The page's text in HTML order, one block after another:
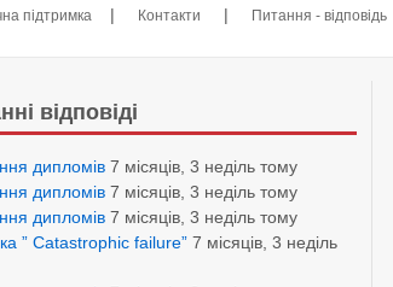
підтримка | Контакти | Питання - відповідь
відповіді
дипломів 7 місяців, 3 неділь тому
дипломів 7 місяців, 3 неділь тому
дипломів 7 місяців, 3 неділь тому
” Catastrophic failure” 7 місяців, 3 неділь